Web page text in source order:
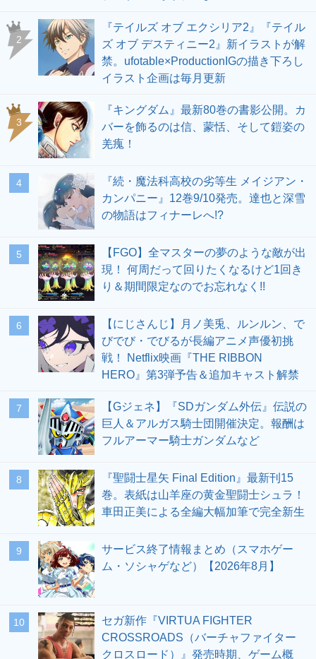
2
『テイルズ オブ エクシリア2』『テイル
ズ オブ デスティニー2』新イラストが解
禁。ufotable×ProductionIGの描き下ろし
イラスト企画は毎月更新
3
『キングダム』最新80巻の書影公開。カ
バーを飾るのは信、蒙恬、そして鎧姿の
羌瘣！
4
『続・魔法科高校の劣等生 メイジアン・
カンパニー』12巻9/10発売。達也と深雪
の物語はフィナーレへ!?
5
【FGO】全マスターの夢のような敵が出
現！ 何周だって回りたくなるけど1回き
り＆期間限定なのでお忘れなく!!
6
【にじさんじ】月ノ美兎、ルンルン、で
びでび・でびるが長編アニメ声優初挑
戦！ Netflix映画『THE RIBBON
HERO』第3弾予告＆追加キャスト解禁
7
【Gジェネ】『SDガンダム外伝』伝説の
巨人＆アルガス騎士団開催決定。報酬は
フルアーマー騎士ガンダムなど
8
『聖闘士星矢 Final Edition』最新刊15
巻。表紙は山羊座の黄金聖闘士シュラ！
車田正美による全編大幅加筆で完全新生
9
サービス終了情報まとめ（スマホゲー
ム・ソシャゲなど）【2026年8月】
10
セガ新作『VIRTUA FIGHTER
CROSSROADS（バーチャファイター
クロスロード）』発売時期、ゲーム概